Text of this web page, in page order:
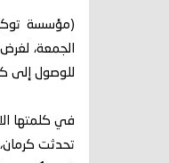
الجمعة،
للوصول إلى
في كلمتها
تحدثت كرمان،